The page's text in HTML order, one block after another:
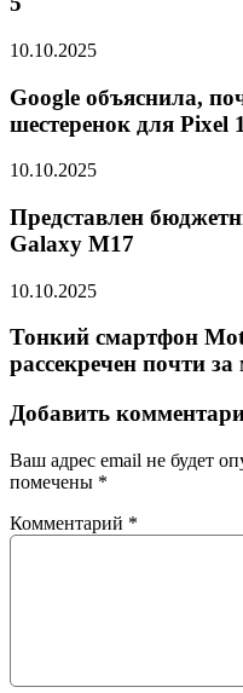
10.10.2025
Google объяснила,
шестеренок для Pixel
10.10.2025
Представлен
Galaxy M17
10.10.2025
Тонкий смартфон
рассекречен почти
Добавить
Ваш адрес email не будет
помечены *
Комментарий *